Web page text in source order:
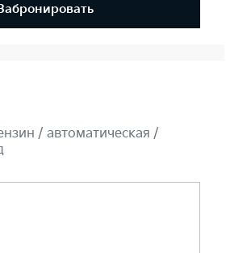
/ автоматическая /